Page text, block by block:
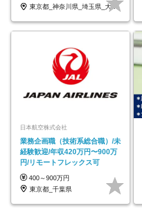
東京都_神奈川県_埼玉県_大阪府_愛知県…
日本航空株式会社
業務企画職（技術系総合職）/未
経験歓迎/年収420万円〜900万
円/リモートフレックス可
400～900万円
東京都_千葉県